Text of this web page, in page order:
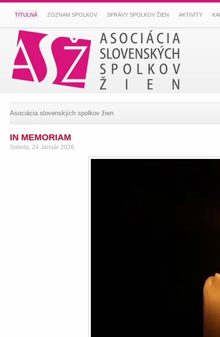
TITULNÁ ZOZNAM SPOLKOV SPRÁVY SPOLKOV ŽIEN AKTIVITY
Asociácia slovenských spolkov žien
IN MEMORIAM
Sobota, 24 Január 2026